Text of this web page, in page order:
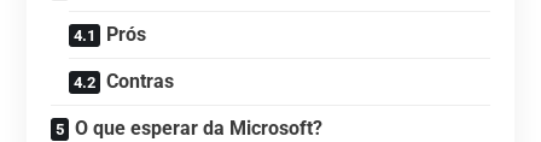
Prós
Contras
O que esperar da Microsoft?